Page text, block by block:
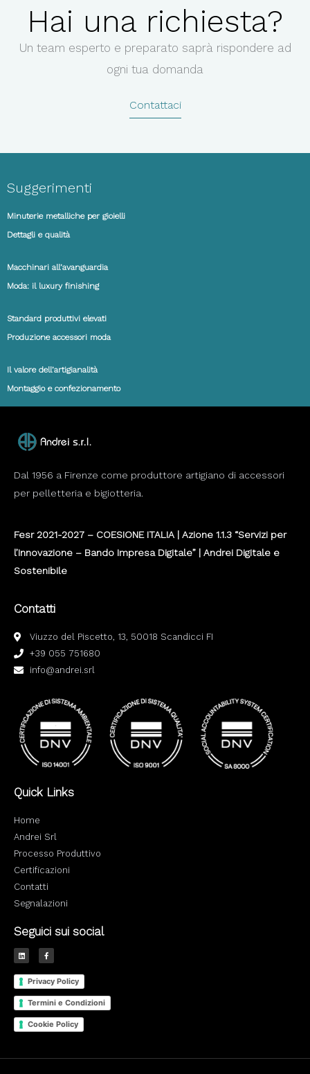
Hai una richiesta?
Un team esperto e preparato saprà rispondere ad
ogni tua domanda
Contattaci
Suggerimenti
Minuterie metalliche per gioielli
Dettagli e qualità
Macchinari all’avanguardia
Moda: il luxury finishing
Standard produttivi elevati
Produzione accessori moda
Il valore dell’artigianalità
Montaggio e confezionamento
Dal 1956 a Firenze come produttore artigiano di accessori
per pelletteria e bigiotteria.
Fesr 2021-2027 – COESIONE ITALIA | Azione 1.1.3 “Servizi per
l’Innovazione – Bando Impresa Digitale” | Andrei Digitale e
Sostenibile
Contatti
Viuzzo del Piscetto, 13, 50018 Scandicci FI
+39 055 751680
info@andrei.srl
Quick Links
Home
Andrei Srl
Processo Produttivo
Certificazioni
Contatti
Segnalazioni
Seguici sui social
L
i
n
e
d
i
n
F
a
c
b
o
o
k
-
f
Privacy Policy
Termini e Condizioni
Cookie Policy